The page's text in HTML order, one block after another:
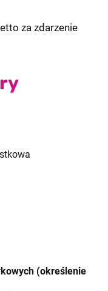
za zdarzenie
(określenie